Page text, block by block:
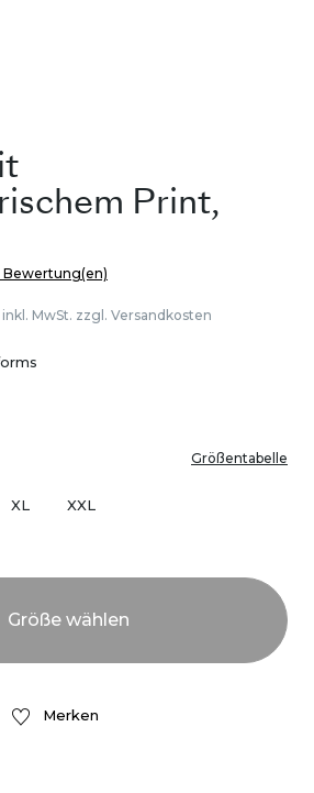
Print,
Bewertung(en)
inkl. MwSt. zzgl. Versandkosten
Größentabelle
XL XXL
Merken